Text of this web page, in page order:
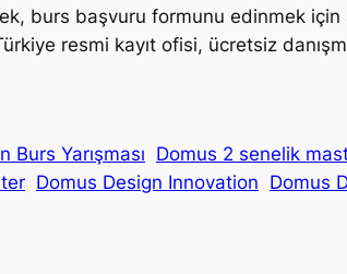
burs başvuru formunu edinmek için
resmi kayıt ofisi, ücretsiz
Burs Yarışması Domus 2 senelik
Domus Design Innovation Domus